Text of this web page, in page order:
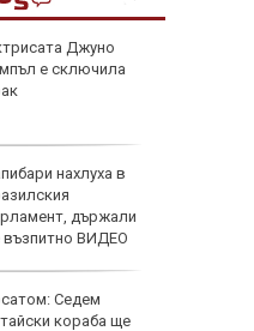
Джуно
е сключила
нахлуха в
държали
възпитно ВИДЕО
Седем
кораба ще